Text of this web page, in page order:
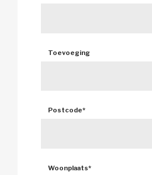
Toevoeging
Postcode*
Woonplaats*